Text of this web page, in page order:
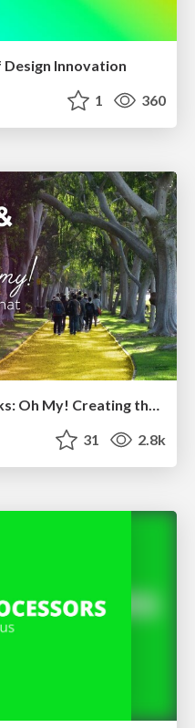
Innovation
1 360
Templates, Plugins, & Blocks: Oh My! Creating the theme that thinks of everything
31 2.8k